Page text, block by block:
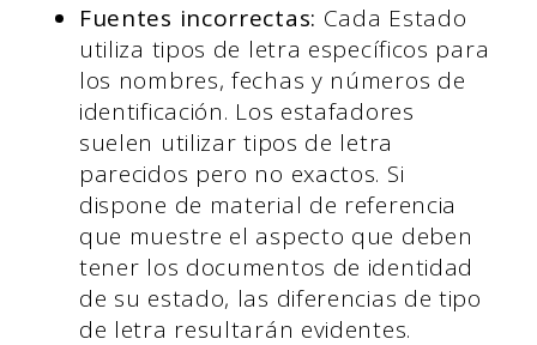
Fuentes incorrectas: Cada Estado
utiliza tipos de letra específicos para
los nombres, fechas y números de
identificación. Los estafadores
suelen utilizar tipos de letra
parecidos pero no exactos. Si
dispone de material de referencia
que muestre el aspecto que deben
tener los documentos de identidad
de su estado, las diferencias de tipo
de letra resultarán evidentes.